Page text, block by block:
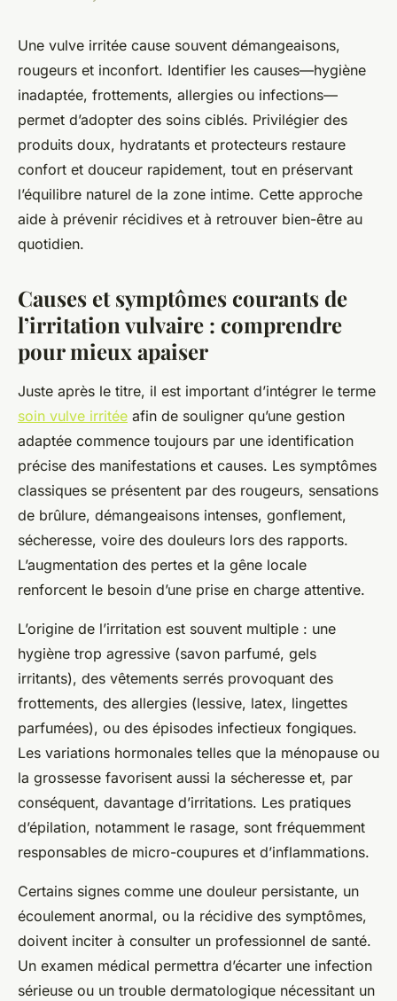
LIFESTYLE
Soin efficace pour une vulve
irritée : redonnez-lui confort
et douceur
Léna•24 juillet 2025•3 min de lecture
Une vulve irritée cause souvent démangeaisons,
rougeurs et inconfort. Identifier les causes—hygiène
inadaptée, frottements, allergies ou infections—
permet d’adopter des soins ciblés. Privilégier des
produits doux, hydratants et protecteurs restaure
confort et douceur rapidement, tout en préservant
l’équilibre naturel de la zone intime. Cette approche
aide à prévenir récidives et à retrouver bien-être au
quotidien.
Causes et symptômes courants de
l’irritation vulvaire : comprendre
pour mieux apaiser
Juste après le titre, il est important d’intégrer le terme
soin vulve irritée afin de souligner qu’une gestion
adaptée commence toujours par une identification
précise des manifestations et causes. Les symptômes
classiques se présentent par des rougeurs, sensations
de brûlure, démangeaisons intenses, gonflement,
sécheresse, voire des douleurs lors des rapports.
L’augmentation des pertes et la gêne locale
renforcent le besoin d’une prise en charge attentive.
L’origine de l’irritation est souvent multiple : une
hygiène trop agressive (savon parfumé, gels
irritants), des vêtements serrés provoquant des
frottements, des allergies (lessive, latex, lingettes
parfumées), ou des épisodes infectieux fongiques.
Les variations hormonales telles que la ménopause ou
la grossesse favorisent aussi la sécheresse et, par
conséquent, davantage d’irritations. Les pratiques
d’épilation, notamment le rasage, sont fréquemment
responsables de micro-coupures et d’inflammations.
Certains signes comme une douleur persistante, un
écoulement anormal, ou la récidive des symptômes,
doivent inciter à consulter un professionnel de santé.
Un examen médical permettra d’écarter une infection
sérieuse ou un trouble dermatologique nécessitant un